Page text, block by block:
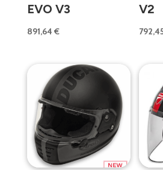
EVO V3
891,64 €
V2